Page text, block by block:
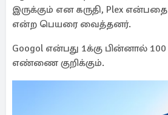
இருக்கும் என கருதி, Plex என்பதை
என்ற பெயரை வைத்தனர்.
Googol என்பது 1க்கு பின்னால்
எண்ணை குறிக்கும்.